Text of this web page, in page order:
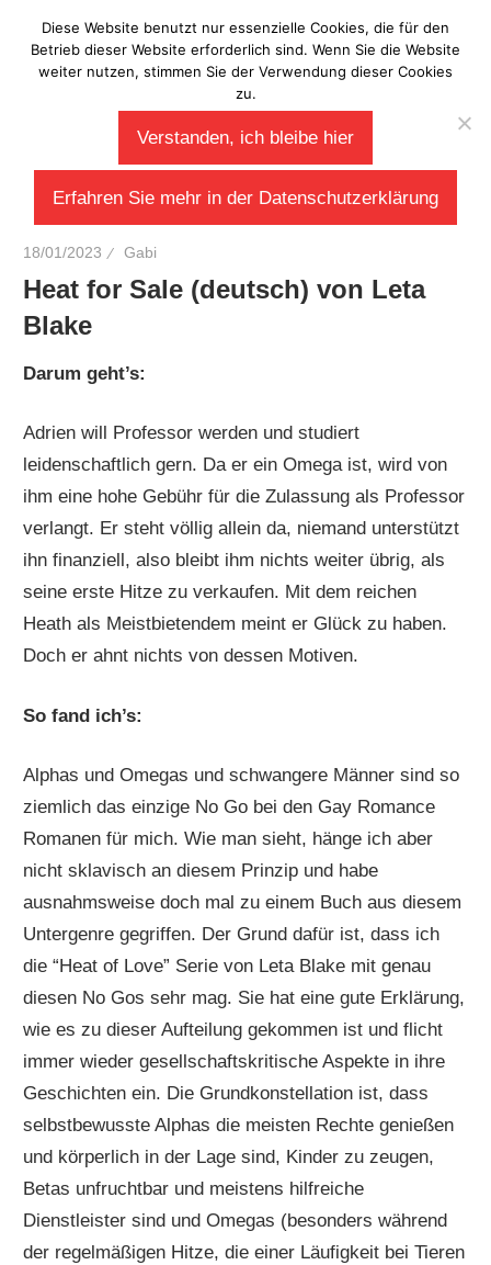
Inhalt
springen
Laberladen
18/01/2023 Gabi
Heat for Sale (deutsch) von Leta
Blake
Darum geht’s:
Adrien will Professor werden und studiert
leidenschaftlich gern. Da er ein Omega ist, wird von
ihm eine hohe Gebühr für die Zulassung als Professor
verlangt. Er steht völlig allein da, niemand unterstützt
ihn finanziell, also bleibt ihm nichts weiter übrig, als
seine erste Hitze zu verkaufen. Mit dem reichen
Heath als Meistbietendem meint er Glück zu haben.
Doch er ahnt nichts von dessen Motiven.
So fand ich’s:
Alphas und Omegas und schwangere Männer sind so
ziemlich das einzige No Go bei den Gay Romance
Romanen für mich. Wie man sieht, hänge ich aber
nicht sklavisch an diesem Prinzip und habe
ausnahmsweise doch mal zu einem Buch aus diesem
Untergenre gegriffen. Der Grund dafür ist, dass ich
die “Heat of Love” Serie von Leta Blake mit genau
diesen No Gos sehr mag. Sie hat eine gute Erklärung,
wie es zu dieser Aufteilung gekommen ist und flicht
immer wieder gesellschaftskritische Aspekte in ihre
Geschichten ein. Die Grundkonstellation ist, dass
selbstbewusste Alphas die meisten Rechte genießen
und körperlich in der Lage sind, Kinder zu zeugen,
Betas unfruchtbar und meistens hilfreiche
Dienstleister sind und Omegas (besonders während
der regelmäßigen Hitze, die einer Läufigkeit bei Tieren
Diese Website benutzt nur essenzielle Cookies, die für den
Betrieb dieser Website erforderlich sind. Wenn Sie die Website
weiter nutzen, stimmen Sie der Verwendung dieser Cookies
zu.
Verstanden, ich bleibe hier
Erfahren Sie mehr in der Datenschutzerklärung